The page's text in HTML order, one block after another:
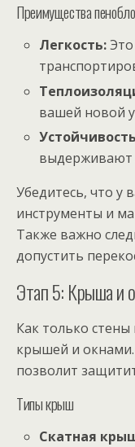
Преимущества
Легкость:
вашей новой
выдерживают
Убедитесь, что у
инструменты и
Также важно
допустить
Этап 5: Крыша и
Как только
крышей и
позволит
Типы крыш
Скатная